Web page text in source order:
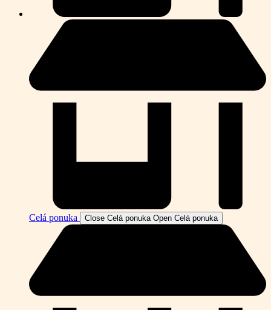
Celá ponuka Close Celá ponuka Open Celá ponuka